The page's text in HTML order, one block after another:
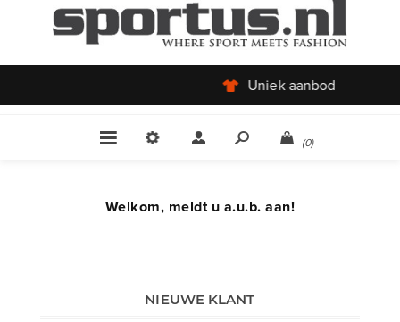
Uniek aanbod
(0)
Welkom, meldt u a.u.b. aan!
NIEUWE KLANT